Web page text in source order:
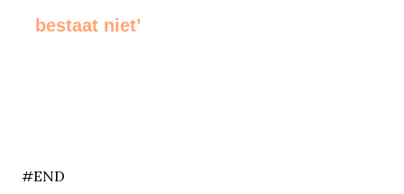
bestaat niet’
#END